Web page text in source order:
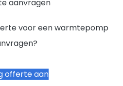
aanvragen
voor een warmtepomp
offerte aan